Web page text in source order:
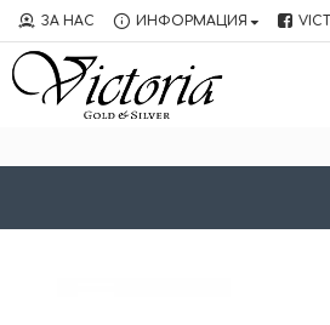
ЗА НАС ИНФОРМАЦИЯ